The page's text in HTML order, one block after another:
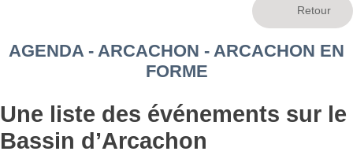
AGENDA - ARCACHON - ARCACHON EN
FORME
Une liste des événements sur le
Bassin d’Arcachon